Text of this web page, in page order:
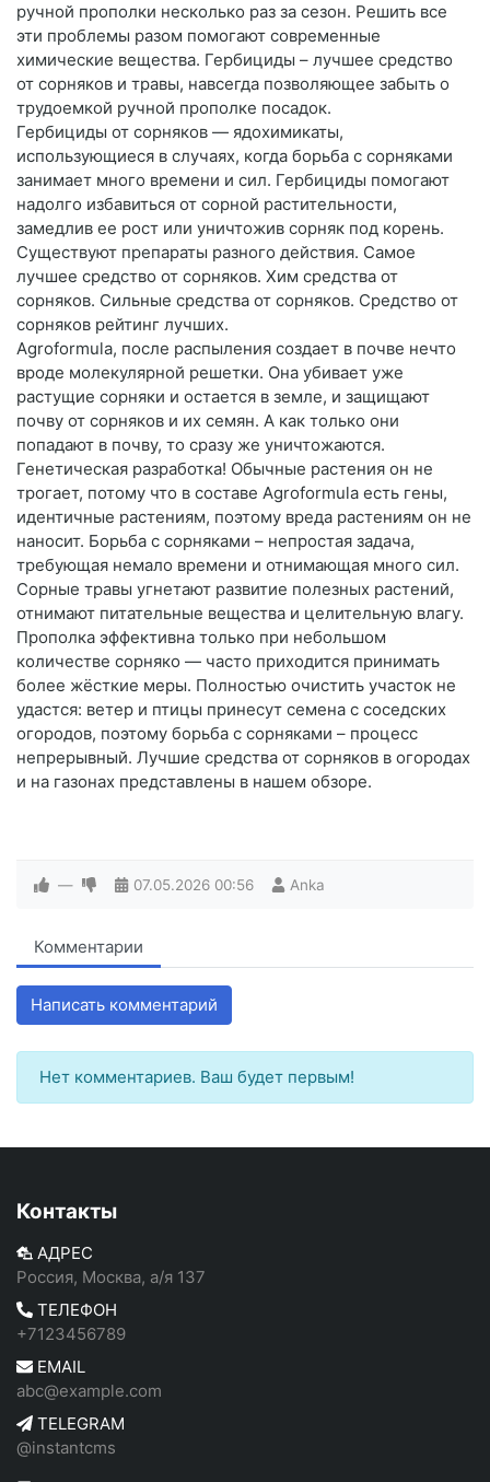
ручной прополки несколько раз за сезон. Решить все
эти проблемы разом помогают современные
химические вещества. Гербициды – лучшее средство
от сорняков и травы, навсегда позволяющее забыть о
трудоемкой ручной прополке посадок.
Гербициды от сорняков — ядохимикаты,
использующиеся в случаях, когда борьба с сорняками
занимает много времени и сил. Гербициды помогают
надолго избавиться от сорной растительности,
замедлив ее рост или уничтожив сорняк под корень.
Существуют препараты разного действия. Самое
лучшее средство от сорняков. Хим средства от
сорняков. Сильные средства от сорняков. Средство от
сорняков рейтинг лучших.
Agroformula, после распыления создает в почве нечто
вроде молекулярной решетки. Она убивает уже
растущие сорняки и остается в земле, и защищают
почву от сорняков и их семян. А как только они
попадают в почву, то сразу же уничтожаются.
Генетическая разработка! Обычные растения он не
трогает, потому что в составе Agroformula есть гены,
идентичные растениям, поэтому вреда растениям он не
наносит. Борьба с сорняками – непростая задача,
требующая немало времени и отнимающая много сил.
Сорные травы угнетают развитие полезных растений,
отнимают питательные вещества и целительную влагу.
Прополка эффективна только при небольшом
количестве сорняко — часто приходится принимать
более жёсткие меры. Полностью очистить участок не
удастся: ветер и птицы принесут семена с соседских
огородов, поэтому борьба с сорняками – процесс
непрерывный. Лучшие средства от сорняков в огородах
и на газонах представлены в нашем обзоре.
— 07.05.2026 00:56 Anka
Комментарии
Написать комментарий
Нет комментариев. Ваш будет первым!
Контакты
АДРЕС
Россия, Москва, а/я 137
ТЕЛЕФОН
+7123456789
EMAIL
abc@example.com
TELEGRAM
@instantcms